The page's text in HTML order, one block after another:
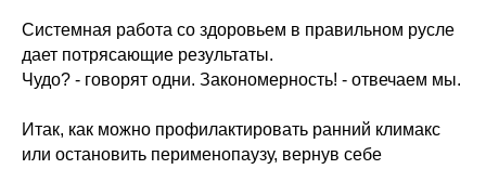
Системная работа со здоровьем в правильном русле
дает потрясающие результаты.
Чудо? - говорят одни. Закономерность! - отвечаем мы.
Итак, как можно профилактировать ранний климакс
или остановить перименопаузу, вернув себе